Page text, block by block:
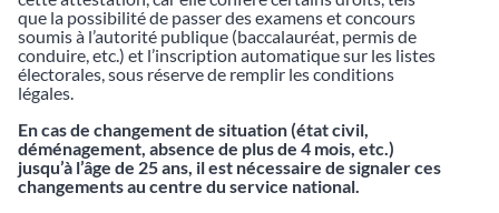
que la possibilité de passer des examens et concours
soumis à l’autorité publique (baccalauréat, permis de
conduire, etc.) et l’inscription automatique sur les listes
électorales, sous réserve de remplir les conditions
légales.
En cas de changement de situation (état civil,
déménagement, absence de plus de 4 mois, etc.)
jusqu’à l’âge de 25 ans, il est nécessaire de signaler ces
changements au centre du service national.